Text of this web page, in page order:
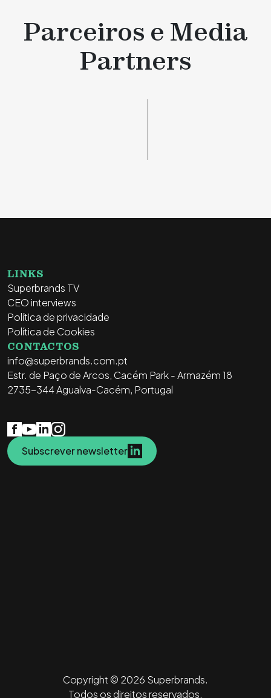
Parceiros e Media
Partners
LINKS
Superbrands TV
CEO interviews
Política de privacidade
Política de Cookies
CONTACTOS
info@superbrands.com.pt
Estr. de Paço de Arcos, Cacém Park - Armazém 18
2735-344 Agualva-Cacém, Portugal
Subscrever newsletter
Copyright © 2026 Superbrands.
Todos os direitos reservados.